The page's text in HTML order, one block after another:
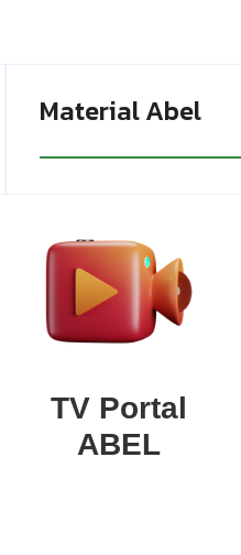
Material Abel
TV Portal
ABEL